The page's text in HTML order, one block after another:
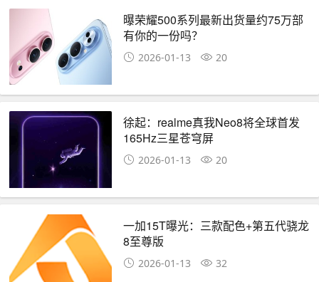
曝荣耀500系列最新出货量约75万部
有你的一份吗？
2026-01-13 20
徐起：realme真我Neo8将全球首发
165Hz三星苍穹屏
2026-01-13 20
一加15T曝光：三款配色+第五代骁龙
8至尊版
2026-01-13 32